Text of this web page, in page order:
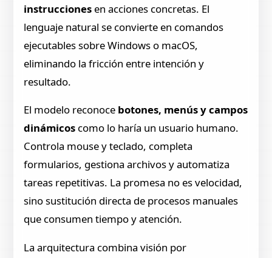
instrucciones en acciones concretas. El
lenguaje natural se convierte en comandos
ejecutables sobre Windows o macOS,
eliminando la fricción entre intención y
resultado.
El modelo reconoce botones, menús y campos
dinámicos como lo haría un usuario humano.
Controla mouse y teclado, completa
formularios, gestiona archivos y automatiza
tareas repetitivas. La promesa no es velocidad,
sino sustitución directa de procesos manuales
que consumen tiempo y atención.
La arquitectura combina visión por